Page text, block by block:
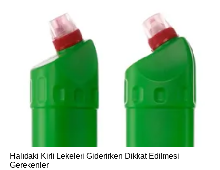
Halıdaki Kirli Lekeleri Giderirken Dikkat Edilmesi
Gerekenler